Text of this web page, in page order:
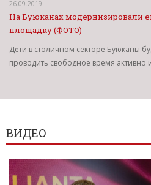
26.09.2019
На Буюканах модернизировали
площадку (ФОТО)
Дети в столичном секторе Буюканы
проводить свободное время активно
ВИДЕО